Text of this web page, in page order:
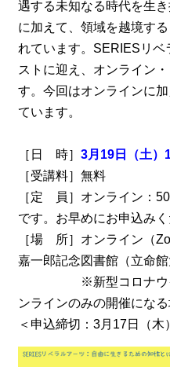
遇する未知なる時代を生
に加えて、領域を越境す
れています。SERIESリ
ストに迎え、オンライン
す。今回はオンラインに
ています。
［日 時］ 3月19日（土）
［受講料］無料
［定 員］オンライン：
です。お早めにお申込みく
［場 所］オンライン（
嘉一郎記念図書館（立命
※新型コロナウイル
ンラインのみの開催になる
＜申込締切：3月17日（木